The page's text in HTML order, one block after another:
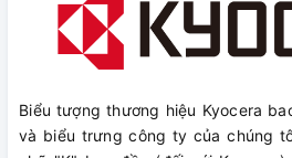
Biểu tượng thương hiệu Kyocera
và biểu trưng công ty của chúng